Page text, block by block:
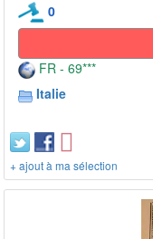
0
FR - 69***
Italie
+ ajout à ma sélection